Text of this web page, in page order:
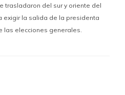
trasladaron del sur y oriente del
exigir la salida de la presidenta
las elecciones generales.